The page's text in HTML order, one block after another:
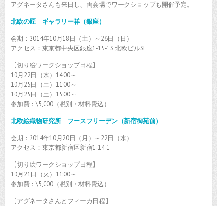
アグネータさんも来日し、両会場でワークショップも開催予定。
北欧の匠 ギャラリー祥（銀座）
会期：2014年10月18日（土）～26日（日）
アクセス：東京都中央区銀座1‐15‐13 北欧ビル3F
【切り絵ワークショップ日程】
10月22日（水）14:00～
10月25日（土）11:00～
10月25日（土）15:00～
参加費：\5,000（税別・材料費込）
北欧絵織物研究所 フースフリーデン（新宿御苑前）
会期：2014年10月20日（月）～22日（水）
アクセス：東京都新宿区新宿1‐14‐1
【切り絵ワークショップ日程】
10月21日（火）11:00～
参加費：\5,000（税別・材料費込）
【アグネータさんとフィーカ日程】